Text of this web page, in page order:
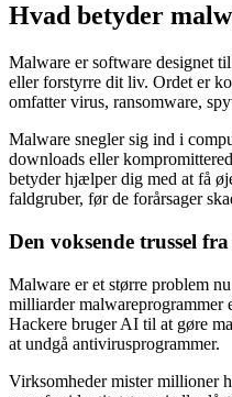
Hvad betyder
Malware er software designet
eller forstyrre dit liv. Ordet er
omfatter virus, ransomware,
Malware snegler sig ind i
downloads eller
betyder hjælper dig med at få
faldgruber, før de forårsager
Den voksende trussel
Malware er et større problem
milliarder malwareprogrammer
Hackere bruger AI til at gøre
at undgå antivirusprogrammer.
Virksomheder mister millioner